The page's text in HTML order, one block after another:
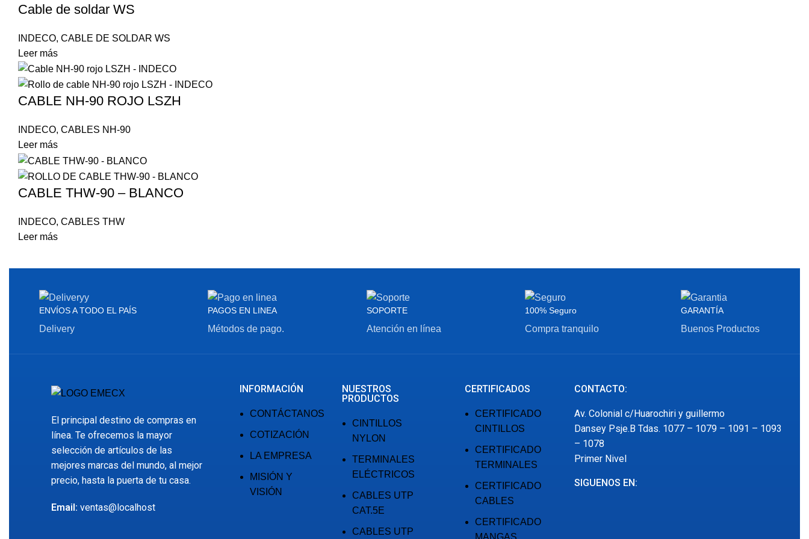
Cable de soldar WS
INDECO, CABLE DE SOLDAR WS
Leer más
CABLE NH-90 ROJO LSZH
INDECO, CABLES NH-90
Leer más
CABLE THW-90 – BLANCO
INDECO, CABLES THW
Leer más
ENVÍOS A TODO EL PAÍS
Delivery
PAGOS EN LINEA
Métodos de pago.
SOPORTE
Atención en línea
100% Seguro
Compra tranquilo
GARANTÍA
Buenos Productos
El principal destino de compras en
línea. Te ofrecemos la mayor
selección de artículos de las
mejores marcas del mundo, al mejor
precio, hasta la puerta de tu casa.
Email: ventas@localhost
INFORMACIÓN
CONTÁCTANOS
COTIZACIÓN
LA EMPRESA
MISIÓN Y
VISIÓN
NUESTROS
PRODUCTOS
CINTILLOS
NYLON
TERMINALES
ELÉCTRICOS
CABLES UTP
CAT.5E
CABLES UTP
CERTIFICADOS
CERTIFICADO
CINTILLOS
CERTIFICADO
TERMINALES
CERTIFICADO
CABLES
CERTIFICADO
CONTACTO:
Av. Colonial c/Huarochiri y guillermo
Dansey Psje.B Tdas. 1077 – 1079 – 1091 – 1093
– 1078
Primer Nivel
SIGUENOS EN: